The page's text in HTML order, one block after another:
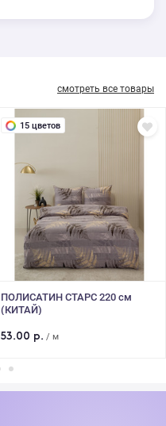
смотреть все товары
15 цветов
ПОЛИСАТИН СТАРС 220 см
(КИТАЙ)
53.00 р. / м